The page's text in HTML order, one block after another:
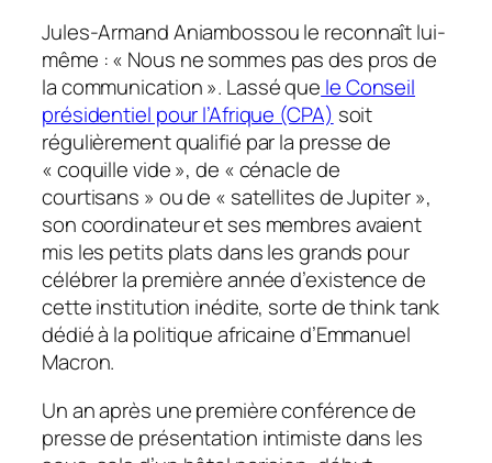
Jules-Armand Aniambossou le reconnaît lui-
même : « Nous ne sommes pas des pros de
la communication ». Lassé que le Conseil
présidentiel pour l’Afrique (CPA) soit
régulièrement qualifié par la presse de
« coquille vide », de « cénacle de
courtisans » ou de « satellites de Jupiter »,
son coordinateur et ses membres avaient
mis les petits plats dans les grands pour
célébrer la première année d’existence de
cette institution inédite, sorte de think tank
dédié à la politique africaine d’Emmanuel
Macron.
Un an après une première conférence de
presse de présentation intimiste dans les